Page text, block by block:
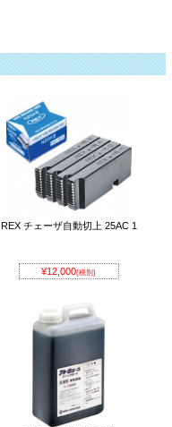
REX チェーザ自動切上 25AC 1
¥12,000(税別)